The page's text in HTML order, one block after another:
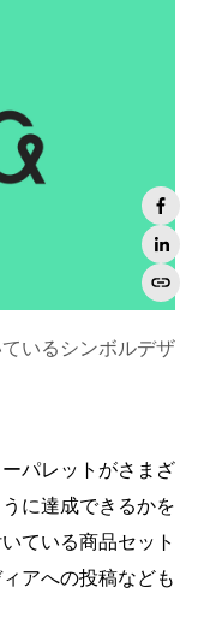
いるシンボルデザ
パレットがさまざ
に達成できるかを
ている商品セット
アへの投稿なども